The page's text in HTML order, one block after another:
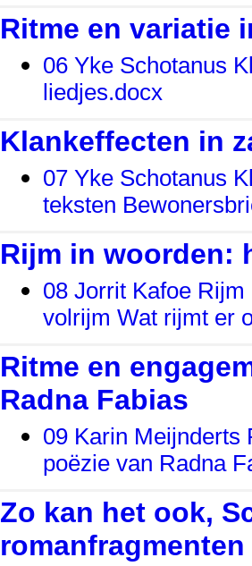
Ritme en variatie
06 Yke Schotanus
liedjes.docx
Klankeffecten in
07 Yke Schotanus
teksten
Rijm in woorden:
08 Jorrit Kafoe
volrijm Wat rijmt er
Ritme en
Radna Fabias
09 Karin Meijnderts
poëzie van Radna
Zo kan het ook,
romanfragmenten